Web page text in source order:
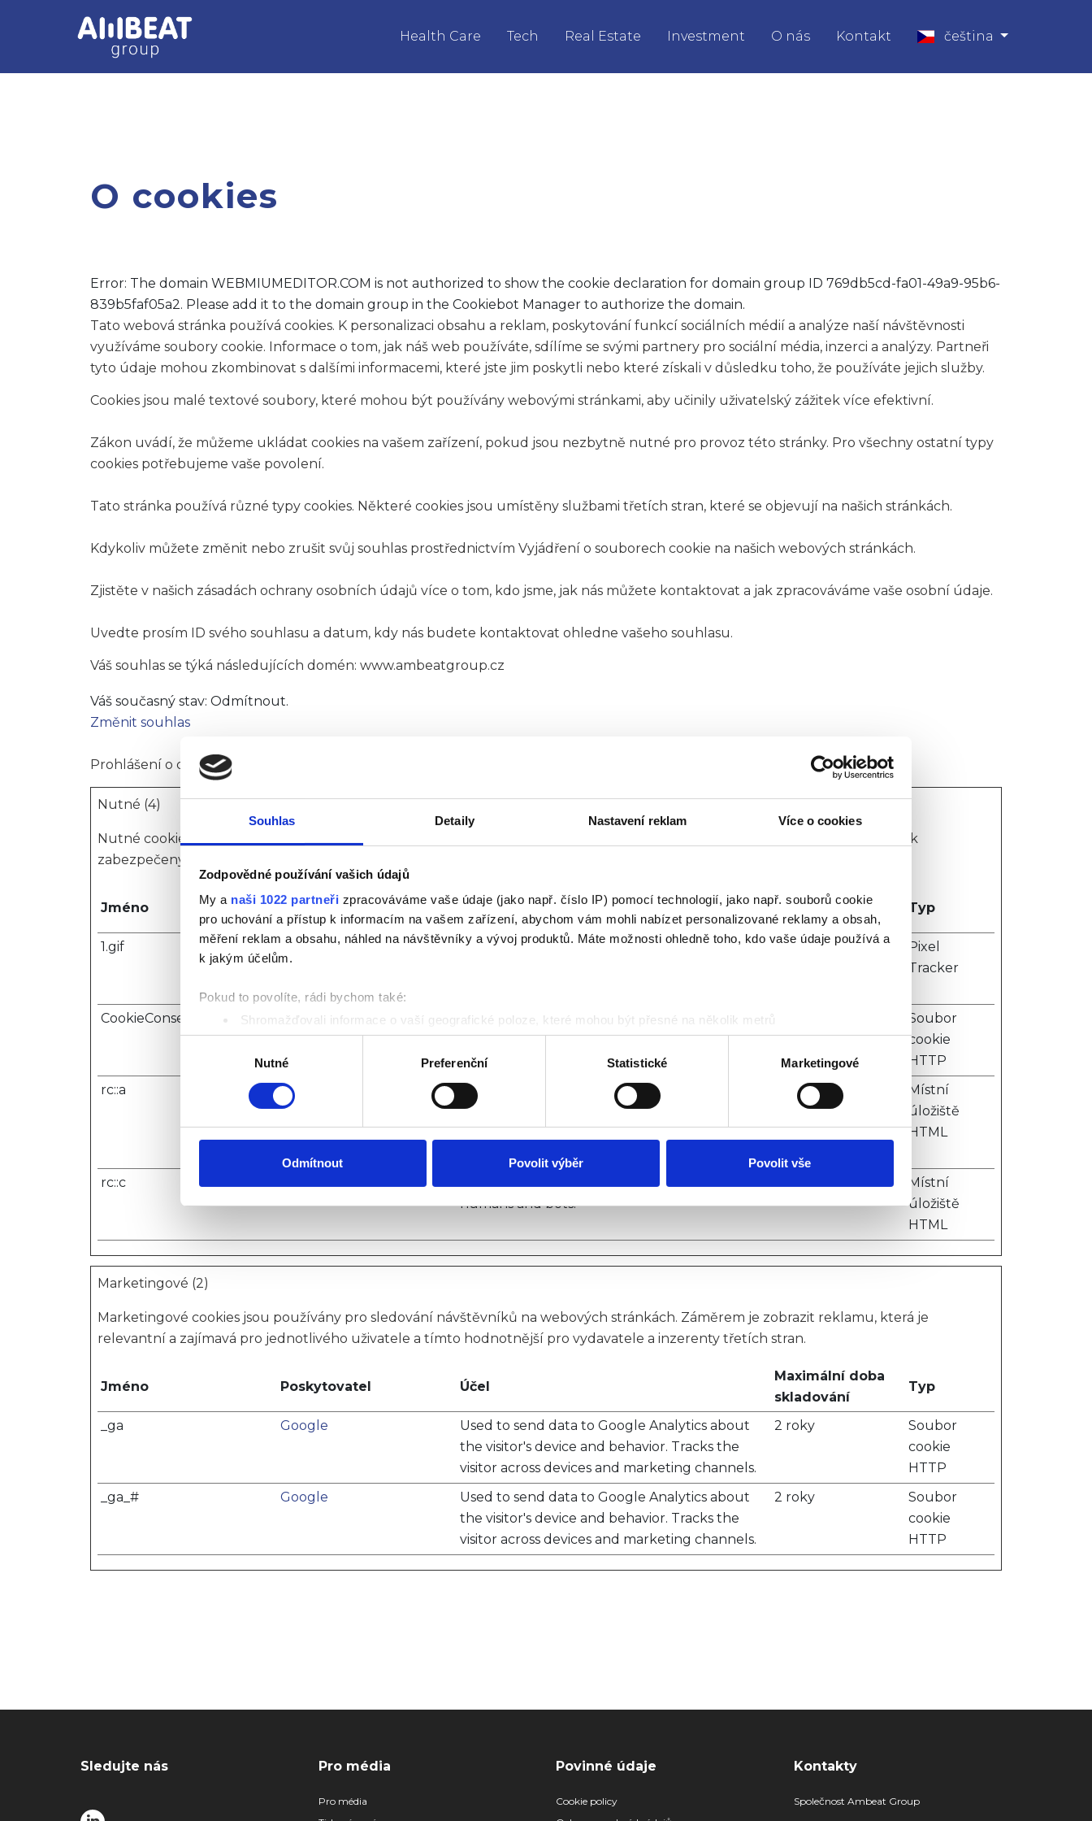
Souhlas Detaily Nastavení reklam Více o cookies
Zodpovědné používání vašich údajů
My a naši 1022 partneři zpracováváme vaše údaje (jako např. číslo IP) pomocí technologií, jako např. souborů cookie
pro uchování a přístup k informacím na vašem zařízení, abychom vám mohli nabízet personalizované reklamy a obsah,
měření reklam a obsahu, náhled na návštěvníky a vývoj produktů. Máte možnosti ohledně toho, kdo vaše údaje používá a
k jakým účelům.
Pokud to povolíte, rádi bychom také:
Shromažďovali informace o vaší geografické poloze, které mohou být přesné na několik metrů
Identifikovali vaše zařízení pomocí aktivního skenování pro konkrétní charakteristiky (otisk prstu)
Zjistěte více o tom, jak zpracováváme vaše osobní údaje, a nastavte si předvolby v
části s podrobnostmi. Svůj souhlas
můžete kdykoliv změnit nebo odvolat v části Prohlášení o souborech cookie.
cookie. Informace o tom, jak náš web používáte, sdílíme se svými partnery pro sociální média, inzerci a analýzy. Partneři
tyto údaje mohou zkombinovat s dalšími informacemi, které jste jim poskytli nebo které získali v důsledku toho, že
Nutné Preferenční Statistické Marketingové
Odmítnout Povolit výběr Povolit vše
Health Care Tech Real Estate Investment O nás Kontakt čeština
O cookies
Error: The domain WEBMIUMEDITOR.COM is not authorized to show the cookie declaration for domain group ID 769db5cd-fa01-49a9-95b6-
839b5faf05a2. Please add it to the domain group in the Cookiebot Manager to authorize the domain.
Tato webová stránka používá cookies. K personalizaci obsahu a reklam, poskytování funkcí sociálních médií a analýze naší návštěvnosti
využíváme soubory cookie. Informace o tom, jak náš web používáte, sdílíme se svými partnery pro sociální média, inzerci a analýzy. Partneři
tyto údaje mohou zkombinovat s dalšími informacemi, které jste jim poskytli nebo které získali v důsledku toho, že používáte jejich služby.
Cookies jsou malé textové soubory, které mohou být používány webovými stránkami, aby učinily uživatelský zážitek více efektivní.
Zákon uvádí, že můžeme ukládat cookies na vašem zařízení, pokud jsou nezbytně nutné pro provoz této stránky. Pro všechny ostatní typy
cookies potřebujeme vaše povolení.
Tato stránka používá různé typy cookies. Některé cookies jsou umístěny službami třetích stran, které se objevují na našich stránkách.
Kdykoliv můžete změnit nebo zrušit svůj souhlas prostřednictvím Vyjádření o souborech cookie na našich webových stránkách.
Zjistěte v našich zásadách ochrany osobních údajů více o tom, kdo jsme, jak nás můžete kontaktovat a jak zpracováváme vaše osobní údaje.
Uvedte prosím ID svého souhlasu a datum, kdy nás budete kontaktovat ohledne vašeho souhlasu.
Váš souhlas se týká následujících domén: www.ambeatgroup.cz
Váš současný stav: Odmítnout.
Změnit souhlas
Prohlášení o cookies bylo naposledy aktualizováno 14/08/2024
Nutné (4)
Nutné cookies pomáhají, aby byla webová stránka použitelná tak, že umožní základní funkce jako navigace stránky a přístup k
zabezpečeným sekcím webové stránky. Webová stránka nemůže správně fungovat bez těchto cookies.
Jméno Poskytovatel Účel
Maximální doba
skladování
Typ
1.gif Usercentrics GmbH
Used to count the number of sessions to the
Relace
Pixel
Tracker
CookieConsent Cookiebot
Stores the user's cookie consent state for the
current domain
Soubor
cookie
HTTP
rc::a
Google
This cookie is used to distinguish between
humans and bots. This is beneficial for the
website, in order to make valid reports on the
Trvalé
Místní
úložiště
HTML
rc::c
This cookie is used to distinguish between
humans and bots.
Místní
úložiště
HTML
Marketingové (2)
Marketingové cookies jsou používány pro sledování návštěvníků na webových stránkách. Záměrem je zobrazit reklamu, která je
relevantní a zajímavá pro jednotlivého uživatele a tímto hodnotnější pro vydavatele a inzerenty třetích stran.
Jméno Poskytovatel Účel
Maximální doba
skladování
Typ
_ga Google
Used to send data to Google Analytics about
the visitor's device and behavior. Tracks the
visitor across devices and marketing channels.
2 roky
Soubor
cookie
HTTP
_ga_#
Google
Used to send data to Google Analytics about
the visitor's device and behavior. Tracks the
visitor across devices and marketing channels.
2 roky
Soubor
cookie
HTTP
Sledujte nás Pro média
Pro média
Povinné údaje
Cookie policy
Kontakty
Společnost Ambeat Group